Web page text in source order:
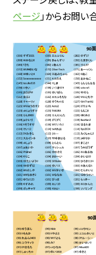
ページ 」からお問い